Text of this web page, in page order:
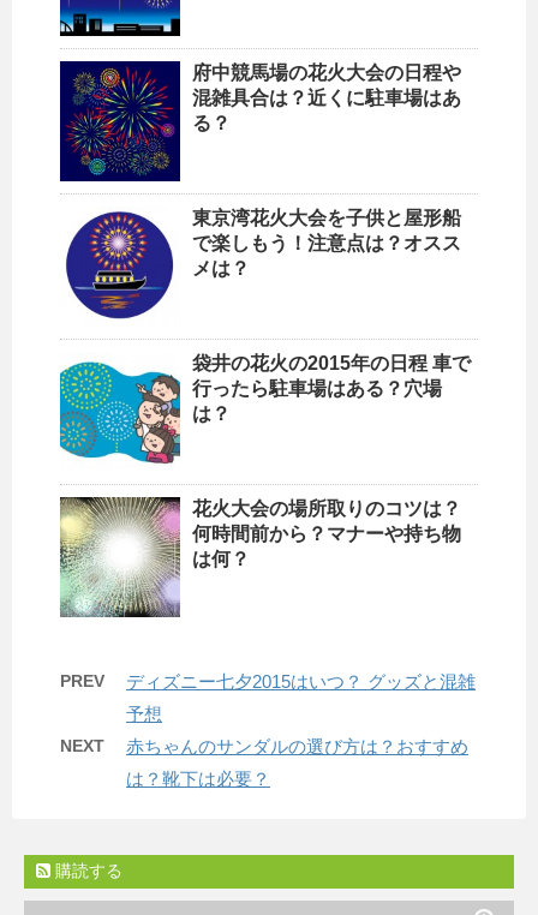
府中競馬場の花火大会の日程や
混雑具合は？近くに駐車場はあ
る？
東京湾花火大会を子供と屋形船
で楽しもう！注意点は？オスス
メは？
袋井の花火の2015年の日程 車で
行ったら駐車場はある？穴場
は？
花火大会の場所取りのコツは？
何時間前から？マナーや持ち物
は何？
PREV
ディズニー七夕2015はいつ？ グッズと混雑
予想
NEXT
赤ちゃんのサンダルの選び方は？おすすめ
は？靴下は必要？
購読する